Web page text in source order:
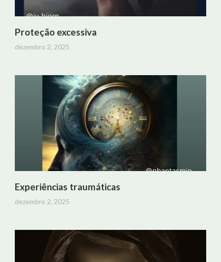
Proteção excessiva
dezembro 2, 2025
Experiências traumáticas
dezembro 2, 2025